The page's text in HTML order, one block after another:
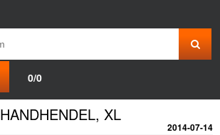
0/0
HANDHENDEL, XL
2014-07-14